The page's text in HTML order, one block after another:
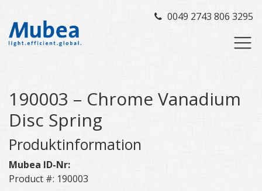
0049 2743 806 3295
190003 – Chrome Vanadium
Disc Spring
Produktinformation
Mubea ID-Nr:
Product #: 190003